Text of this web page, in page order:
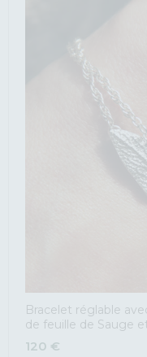
Bracelet réglable
de feuille de Sauge
120 €